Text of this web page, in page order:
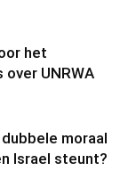
het
UNRWA
moraal
Israel steunt?